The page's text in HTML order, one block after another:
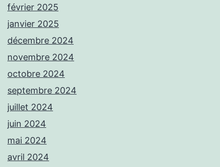
février 2025
janvier 2025
décembre 2024
novembre 2024
octobre 2024
septembre 2024
juillet 2024
juin 2024
mai 2024
avril 2024